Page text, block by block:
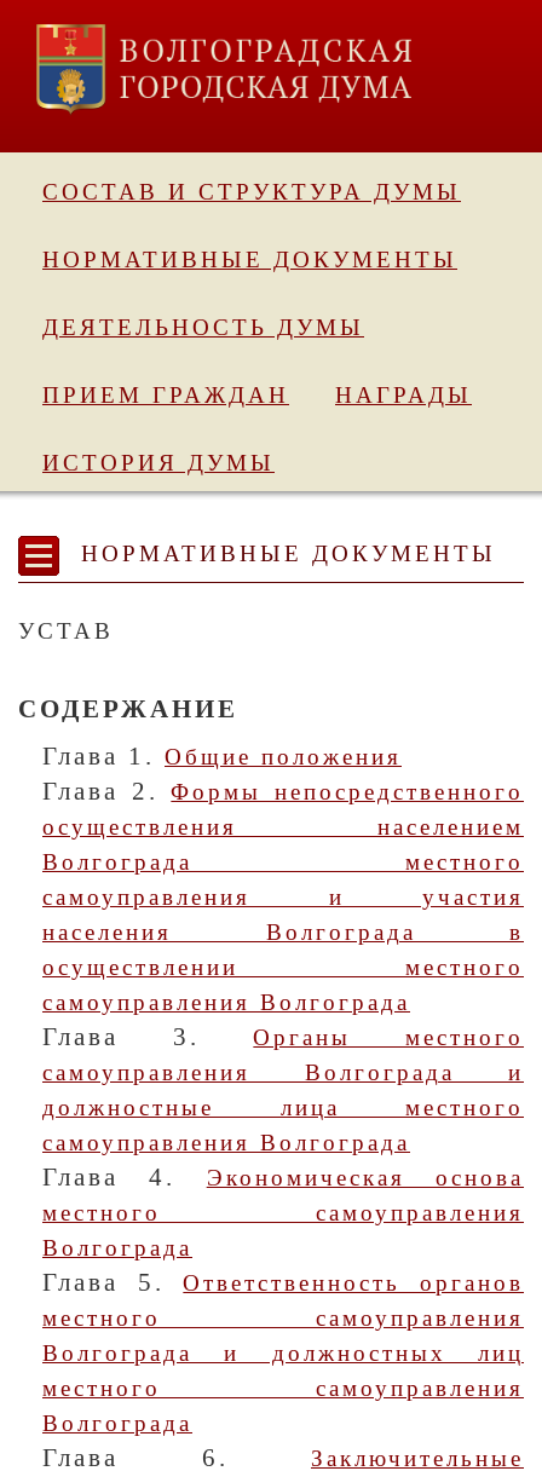
СОСТАВ И СТРУКТУРА ДУМЫ
НОРМАТИВНЫЕ ДОКУМЕНТЫ
ДЕЯТЕЛЬНОСТЬ ДУМЫ
ПРИЕМ ГРАЖДАН НАГРАДЫ
ИСТОРИЯ ДУМЫ
НОРМАТИВНЫЕ ДОКУМЕНТЫ
УСТАВ
СОДЕРЖАНИЕ
Глава 1. Общие положения
Глава 2.Формы непосредственного
осуществления населением
Волгограда местного
самоуправления и участия
населения Волгограда в
осуществлении местного
самоуправления Волгограда
Глава 3.Органы местного
самоуправления Волгограда и
должностные лица местного
самоуправления Волгограда
Глава 4. Экономическая основа
местного самоуправления
Волгограда
Глава 5.Ответственность органов
местного самоуправления
Волгограда и должностных лиц
местного самоуправления
Волгограда
Глава 6. Заключительные